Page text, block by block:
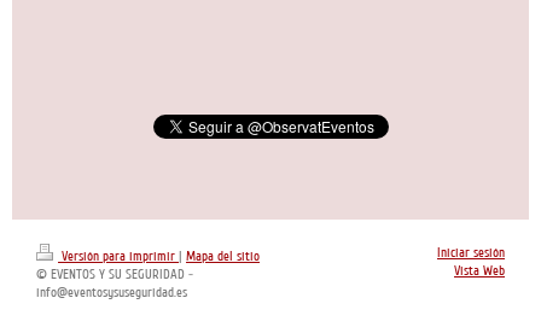
Versión para imprimir | Mapa del sitio
© EVENTOS Y SU SEGURIDAD -
info@eventosysuseguridad.es
Iniciar sesión
Vista Web